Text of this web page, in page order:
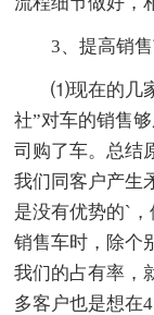
3、提高销
⑴现在的几
社”对车的销售
司购了车。总结
我们同客户产生
是没有优势的`
销售车时，除个
我们的占有率，
多客户也是想在